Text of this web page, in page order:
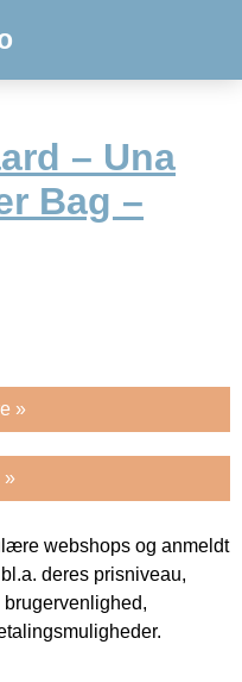
– Una
Bag –
»
»
webshops og anmeldt
deres prisniveau,